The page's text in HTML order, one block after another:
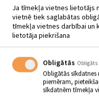
No 26. aprīļa Zasas
rozei”, kurā vienuviet
Ingas Āriņas (Salas
Māksla ir kaut kas
“Gleznošana ir meditācijas
savas sajūtas”, saka Inga
izstādē sniegs emocijas un
mīlošāks un humānāks.
26. maijam.
Ja tīmekļa vietnes lietotājs
vietnē tiek saglabātas
tīmekļa vietnes darbībai un
lietotāja piekrišana
Obligātās Obligāts
Obligātās
piemēram,
sīkdatnēm tīmekļa